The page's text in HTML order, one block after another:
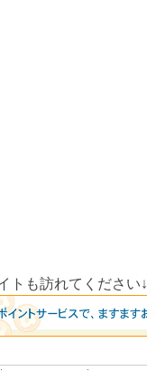
トも訪れてください↓